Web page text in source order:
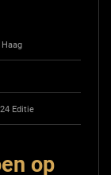
Editie
op